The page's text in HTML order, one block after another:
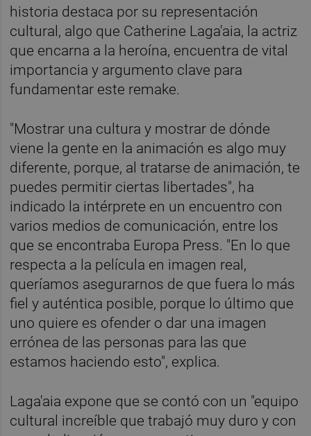
historia destaca por su representación
cultural, algo que Catherine Laga'aia, la actriz
que encarna a la heroína, encuentra de vital
importancia y argumento clave para
fundamentar este remake.
"Mostrar una cultura y mostrar de dónde
viene la gente en la animación es algo muy
diferente, porque, al tratarse de animación, te
puedes permitir ciertas libertades", ha
indicado la intérprete en un encuentro con
varios medios de comunicación, entre los
que se encontraba Europa Press. "En lo que
respecta a la película en imagen real,
queríamos asegurarnos de que fuera lo más
fiel y auténtica posible, porque lo último que
uno quiere es ofender o dar una imagen
errónea de las personas para las que
estamos haciendo esto", explica.
Laga'aia expone que se contó con un "equipo
cultural increíble que trabajó muy duro y con